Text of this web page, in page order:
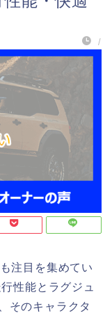
/
注目を集めてい
性能とラグジュ
そのキャラクタ